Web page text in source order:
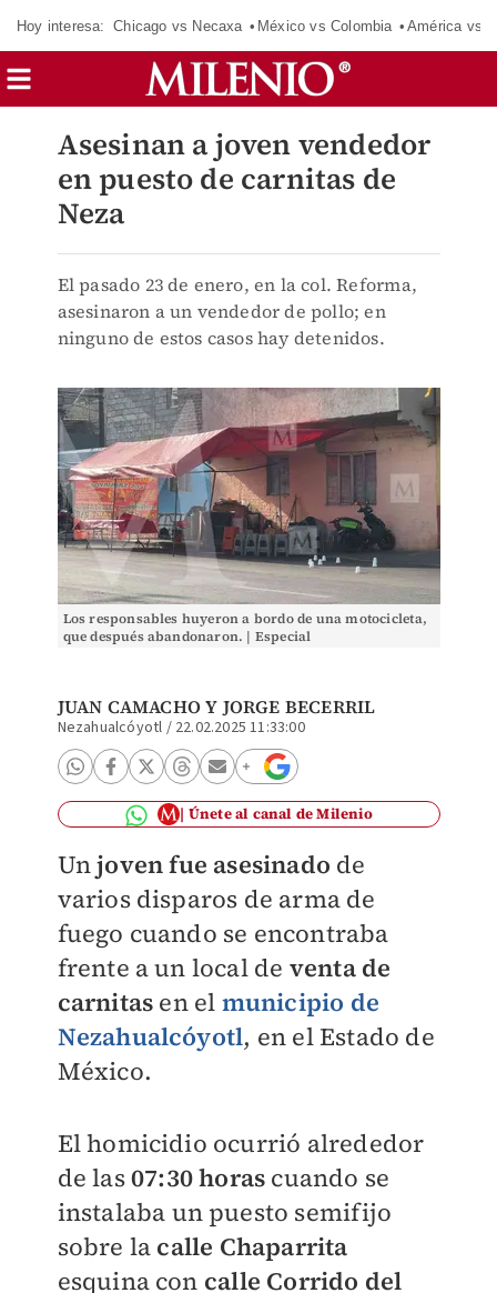
Hoy interesa: Chicago vs Necaxa México vs Colombia América vs
Asesinan a joven vendedor
en puesto de carnitas de
Neza
El pasado 23 de enero, en la col. Reforma,
asesinaron a un vendedor de pollo; en
ninguno de estos casos hay detenidos.
Los responsables huyeron a bordo de una motocicleta,
que después abandonaron. | Especial
JUAN CAMACHOY JORGE BECERRIL
Nezahualcóyotl / 22.02.2025 11:33:00
Únete al canal de Milenio
Unjovenfue asesinado de
varios disparos de arma de
fuego cuando se encontraba
frente a un local de venta de
carnitas en el municipio de
Nezahualcóyotl, en el Estado de
México.
El homicidio ocurrió alrededor
de las07:30 horas cuando se
instalaba un puesto semifijo
sobre la calle Chaparrita
esquina con calle Corrido del